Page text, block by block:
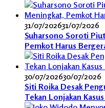
31/07/202631/07/2026
Suharsono Soroti
Pemkot Harus
30/07/202630/07/2026
Siti Roika Desak
Tekan Lonjakan